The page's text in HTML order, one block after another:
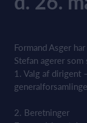
Formand Asger
Stefan agerer
1. Valg af dirigent
2. Beretninger